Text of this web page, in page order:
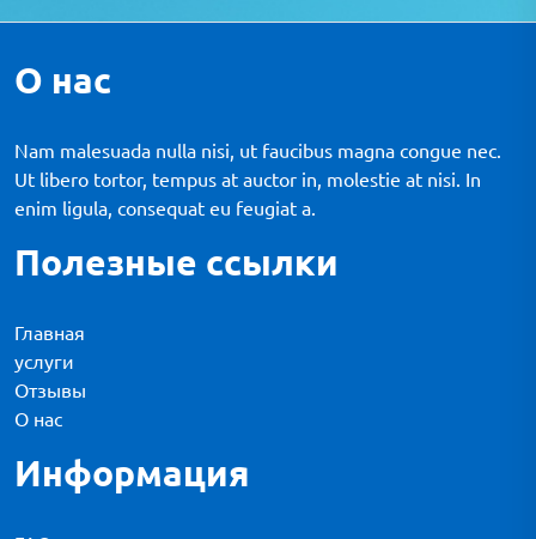
О нас
Nam malesuada nulla nisi, ut faucibus magna congue nec.
Ut libero tortor, tempus at auctor in, molestie at nisi. In
enim ligula, consequat eu feugiat a.
Полезные ссылки
Главная
услуги
Отзывы
О нас
Информация